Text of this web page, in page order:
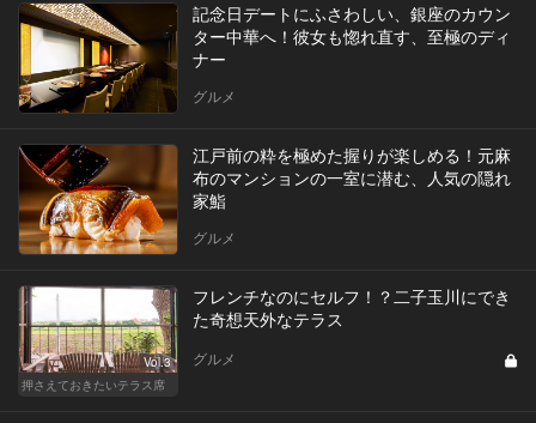
記念日デートにふさわしい、銀座のカウン
ター中華へ！彼女も惚れ直す、至極のディ
ナー
グルメ
江戸前の粋を極めた握りが楽しめる！元麻
布のマンションの一室に潜む、人気の隠れ
家鮨
グルメ
Vol.3
押さえておきたいテラス席
フレンチなのにセルフ！？二子玉川にでき
た奇想天外なテラス
グルメ